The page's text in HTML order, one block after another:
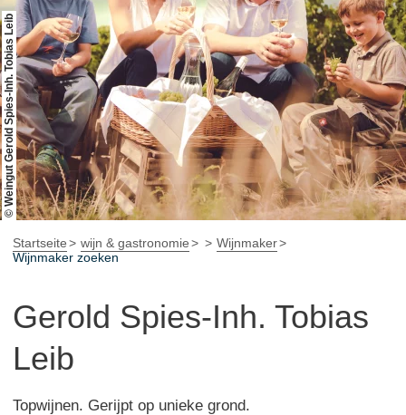
Cultuur & Steden
Events
reservering & service
Rheinhessen-Blog kaart
© Weingut Gerold Spies-Inh. Tobias Leib
Startseite wijn & gastronomie
Wijnmaker
Wijnmaker zoeken
Gerold Spies-Inh. Tobias
Leib
Topwijnen. Gerijpt op unieke grond.